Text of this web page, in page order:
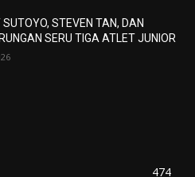
SUTOYO, STEVEN TAN, DAN
SERU TIGA ATLET JUNIOR
474